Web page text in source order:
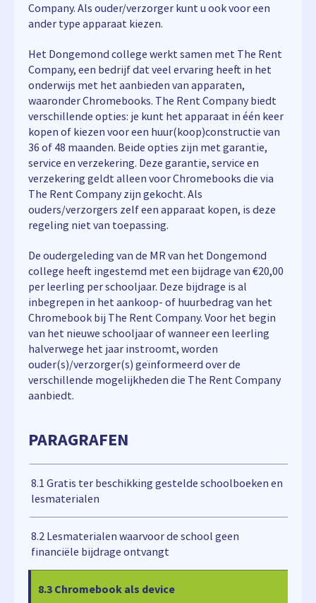
Company. Als ouder/verzorger kunt u ook voor een
ander type apparaat kiezen.
Het Dongemond college werkt samen met The Rent
Company, een bedrijf dat veel ervaring heeft in het
onderwijs met het aanbieden van apparaten,
waaronder Chromebooks. The Rent Company biedt
verschillende opties: je kunt het apparaat in één keer
kopen of kiezen voor een huur(koop)constructie van
36 of 48 maanden. Beide opties zijn met garantie,
service en verzekering. Deze garantie, service en
verzekering geldt alleen voor Chromebooks die via
The Rent Company zijn gekocht. Als
ouders/verzorgers zelf een apparaat kopen, is deze
regeling niet van toepassing.
De oudergeleding van de MR van het Dongemond
college heeft ingestemd met een bijdrage van €20,00
per leerling per schooljaar. Deze bijdrage is al
inbegrepen in het aankoop- of huurbedrag van het
Chromebook bij The Rent Company. Voor het begin
van het nieuwe schooljaar of wanneer een leerling
halverwege het jaar instroomt, worden
ouder(s)/verzorger(s) geïnformeerd over de
verschillende mogelijkheden die The Rent Company
aanbiedt.
PARAGRAFEN
8.1 Gratis ter beschikking gestelde schoolboeken en
lesmaterialen
8.2 Lesmaterialen waarvoor de school geen
financiële bijdrage ontvangt
8.3 Chromebook als device